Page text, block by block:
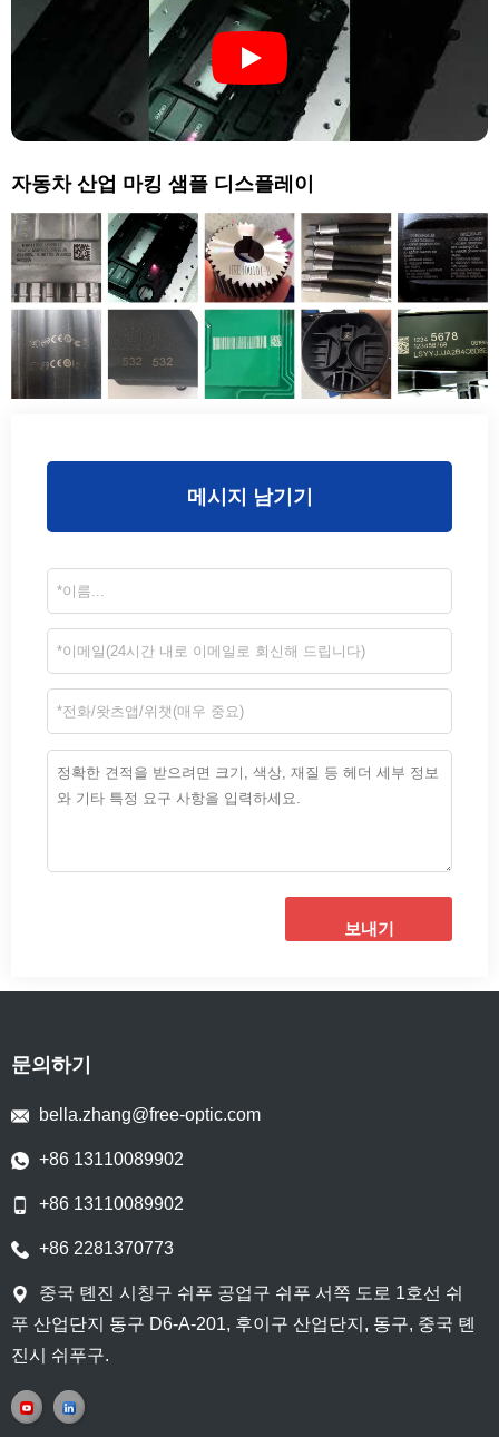
자동차 산업 마킹 샘플 디스플레이
메시지 남기기
보내기
문의하기
bella.zhang@free-optic.com
+86 13110089902
+86 13110089902
+86 2281370773
중국 톈진 시칭구 쉬푸 공업구 쉬푸 서쪽 도로 1호선 쉬
푸 산업단지 동구 D6-A-201, 후이구 산업단지, 동구, 중국 톈
진시 쉬푸구.